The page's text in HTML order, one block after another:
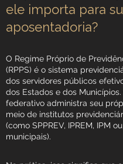
ele importa para
aposentadoria?
O Regime Próprio de
(RPPS) é o sistema
dos servidores públicos
dos Estados e dos
federativo administra seu
meio de institutos
(como SPPREV, IPREM, IPM
municipais).